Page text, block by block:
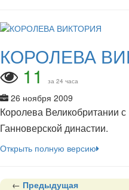
КОРОЛЕВА
11 за 24 часа
26 ноября 2009
Королева Великобритании
Ганноверской династии.
Открыть полную версию
← Предыдущая